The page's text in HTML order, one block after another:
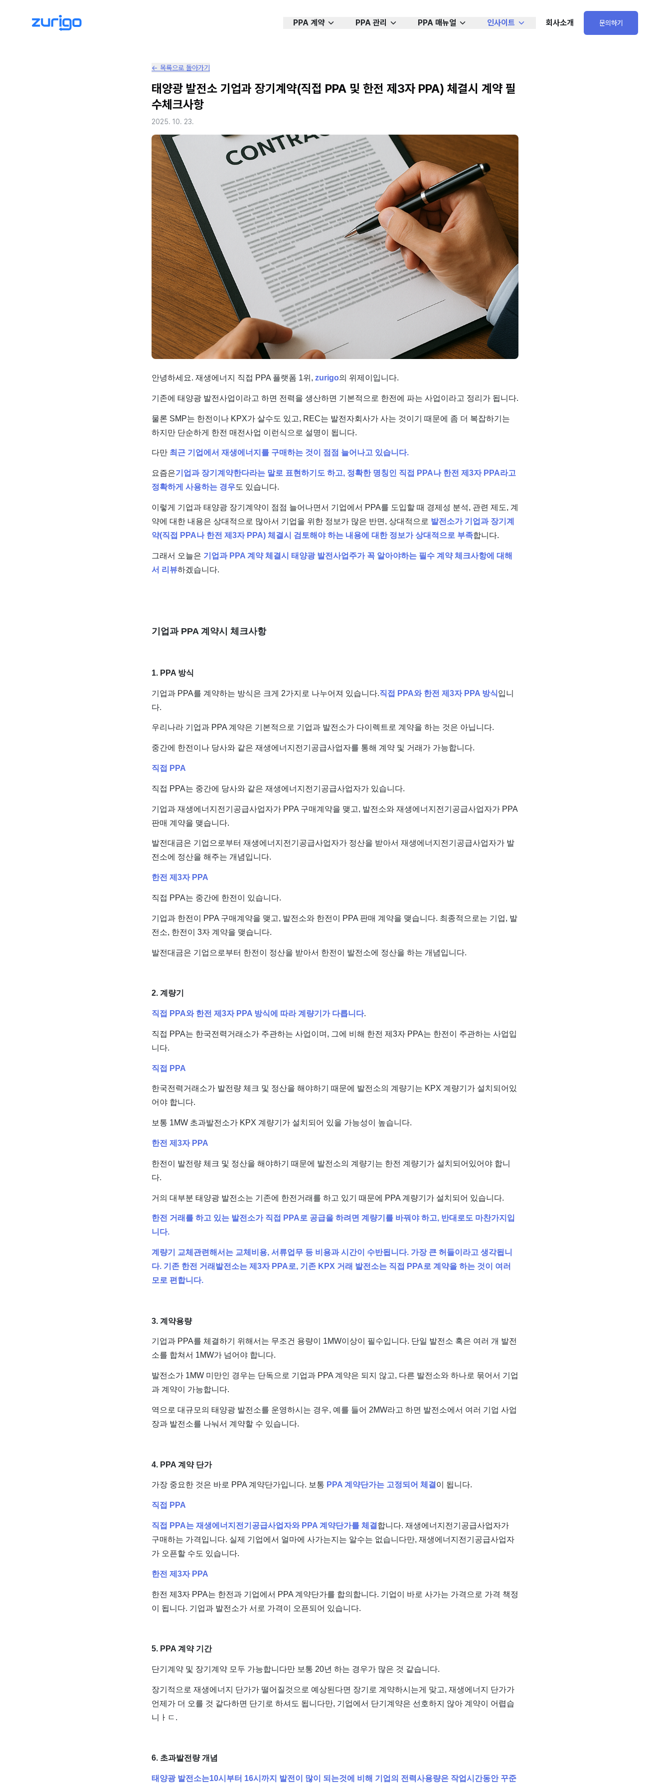
PPA 계약 PPA 관리 PPA 매뉴얼 인사이트 회사소개 문의하기
← 목록으로 돌아가기
태양광 발전소 기업과 장기계약(직접 PPA 및 한전 제3자 PPA) 체결시 계약 필
수체크사항
2025. 10. 23.
안녕하세요. 재생에너지 직접 PPA 플랫폼 1위, zurigo의 위제이입니다.
기존에 태양광 발전사업이라고 하면 전력을 생산하면 기본적으로 한전에 파는 사업이라고 정리가 됩니다.
물론 SMP는 한전이나 KPX가 살수도 있고, REC는 발전자회사가 사는 것이기 때문에 좀 더 복잡하기는
하지만 단순하게 한전 매전사업 이런식으로 설명이 됩니다.
다만 최근 기업에서 재생에너지를 구매하는 것이 점점 늘어나고 있습니다.
요즘은기업과 장기계약한다라는 말로 표현하기도 하고, 정확한 명칭인 직접 PPA나 한전 제3자 PPA라고
정확하게 사용하는 경우도 있습니다.
이렇게 기업과 태양광 장기계약이 점점 늘어나면서 기업에서 PPA를 도입할 때 경제성 분석, 관련 제도, 계
약에 대한 내용은 상대적으로 많아서 기업을 위한 정보가 많은 반면, 상대적으로 발전소가 기업과 장기계
약(직접 PPA나 한전 제3자 PPA) 체결시 검토해야 하는 내용에 대한 정보가 상대적으로 부족합니다.
그래서 오늘은 기업과 PPA 계약 체결시 태양광 발전사업주가 꼭 알아야하는 필수 계약 체크사항에 대해
서 리뷰하겠습니다.
기업과 PPA 계약시 체크사항
1. PPA 방식
기업과 PPA를 계약하는 방식은 크게 2가지로 나누어져 있습니다.직접 PPA와 한전 제3자 PPA 방식입니
다.
우리나라 기업과 PPA 계약은 기본적으로 기업과 발전소가 다이렉트로 계약을 하는 것은 아닙니다.
중간에 한전이나 당사와 같은 재생에너지전기공급사업자를 통해 계약 및 거래가 가능합니다.
직접 PPA
직접 PPA는 중간에 당사와 같은 재생에너지전기공급사업자가 있습니다.
기업과 재생에너지전기공급사업자가 PPA 구매계약을 맺고, 발전소와 재생에너지전기공급사업자가 PPA
판매 계약을 맺습니다.
발전대금은 기업으로부터 재생에너지전기공급사업자가 정산을 받아서 재생에너지전기공급사업자가 발
전소에 정산을 해주는 개념입니다.
한전 제3자 PPA
직접 PPA는 중간에 한전이 있습니다.
기업과 한전이 PPA 구매계약을 맺고, 발전소와 한전이 PPA 판매 계약을 맺습니다. 최종적으로는 기업, 발
전소, 한전이 3자 계약을 맺습니다.
발전대금은 기업으로부터 한전이 정산을 받아서 한전이 발전소에 정산을 하는 개념입니다.
2. 계량기
직접 PPA와 한전 제3자 PPA 방식에 따라 계량기가 다릅니다.
직접 PPA는 한국전력거래소가 주관하는 사업이며, 그에 비해 한전 제3자 PPA는 한전이 주관하는 사업입
니다.
직접 PPA
한국전력거래소가 발전량 체크 및 정산을 해야하기 때문에 발전소의 계량기는 KPX 계량기가 설치되어있
어야 합니다.
보통 1MW 초과발전소가 KPX 계량기가 설치되어 있을 가능성이 높습니다.
한전 제3자 PPA
한전이 발전량 체크 및 정산을 해야하기 때문에 발전소의 계량기는 한전 계량기가 설치되어있어야 합니
다.
거의 대부분 태양광 발전소는 기존에 한전거래를 하고 있기 때문에 PPA 계량기가 설치되어 있습니다.
한전 거래를 하고 있는 발전소가 직접 PPA로 공급을 하려면 계량기를 바꿔야 하고, 반대로도 마찬가지입
니다.
계량기 교체관련해서는 교체비용, 서류업무 등 비용과 시간이 수반됩니다. 가장 큰 허들이라고 생각됩니
다. 기존 한전 거래발전소는 제3자 PPA로, 기존 KPX 거래 발전소는 직접 PPA로 계약을 하는 것이 여러
모로 편합니다.
3. 계약용량
기업과 PPA를 체결하기 위해서는 무조건 용량이 1MW이상이 필수입니다. 단일 발전소 혹은 여러 개 발전
소를 합쳐서 1MW가 넘어야 합니다.
발전소가 1MW 미만인 경우는 단독으로 기업과 PPA 계약은 되지 않고, 다른 발전소와 하나로 묶어서 기업
과 계약이 가능합니다.
역으로 대규모의 태양광 발전소를 운영하시는 경우, 예를 들어 2MW라고 하면 발전소에서 여러 기업 사업
장과 발전소를 나눠서 계약할 수 있습니다.
4. PPA 계약 단가
가장 중요한 것은 바로 PPA 계약단가입니다. 보통 PPA 계약단가는 고정되어 체결이 됩니다.
직접 PPA
직접 PPA는 재생에너지전기공급사업자와 PPA 계약단가를 체결 합니다. 재생에너지전기공급사업자가
구매하는 가격입니다. 실제 기업에서 얼마에 사가는지는 알수는 없습니다만, 재생에너지전기공급사업자
가 오픈할 수도 있습니다.
한전 제3자 PPA
한전 제3자 PPA는 한전과 기업에서 PPA 계약단가를 합의합니다. 기업이 바로 사가는 가격으로 가격 책정
이 됩니다. 기업과 발전소가 서로 가격이 오픈되어 있습니다.
5. PPA 계약 기간
단기계약 및 장기계약 모두 가능합니다만 보통 20년 하는 경우가 많은 것 같습니다.
장기적으로 재생에너지 단가가 떨어질것으로 예상된다면 장기로 계약하시는게 맞고, 재생에너지 단가가
언제가 더 오를 것 같다하면 단기로 하셔도 됩니다만, 기업에서 단기계약은 선호하지 않아 계약이 어렵습
니ㅏㄷ.
6. 초과발전량 개념
태양광 발전소는10시부터 16시까지 발전이 많이 되는것에 비해 기업의 전력사용량은 작업시간동안 꾸준